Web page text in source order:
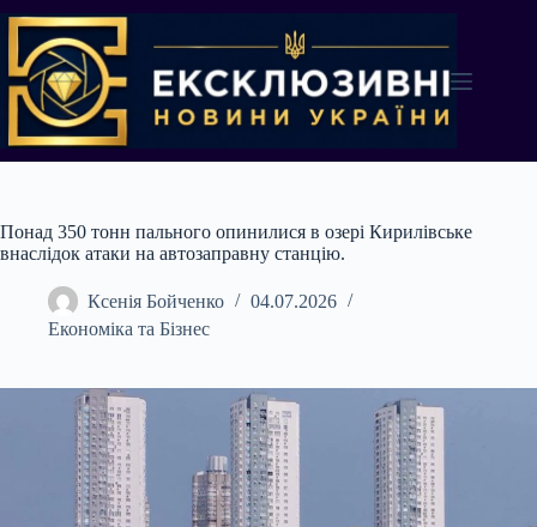
до
вмісту
Понад 350 тонн пального опинилися в озері Кирилівське
внаслідок атаки на автозаправну станцію.
Ксенія Бойченко
04.07.2026
Економіка та Бізнес